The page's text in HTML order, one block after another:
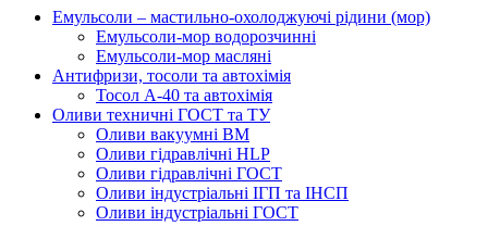
Емульсоли – мастильно-охолоджуючі рідини (мор)
Емульсоли-мор водорозчинні
Емульсоли-мор масляні
Антифризи, тосоли та автохімія
Тосол А-40 та автохімія
Оливи техничні ГОСТ та ТУ
Оливи вакуумні ВМ
Оливи гідравлічні HLP
Оливи гідравлічні ГОСТ
Оливи індустріальні ІГП та ІНСП
Оливи індустріальні ГОСТ